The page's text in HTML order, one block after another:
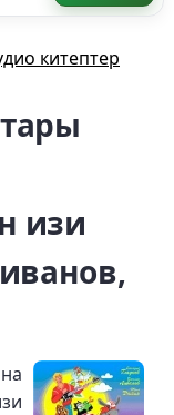
китептер
изи